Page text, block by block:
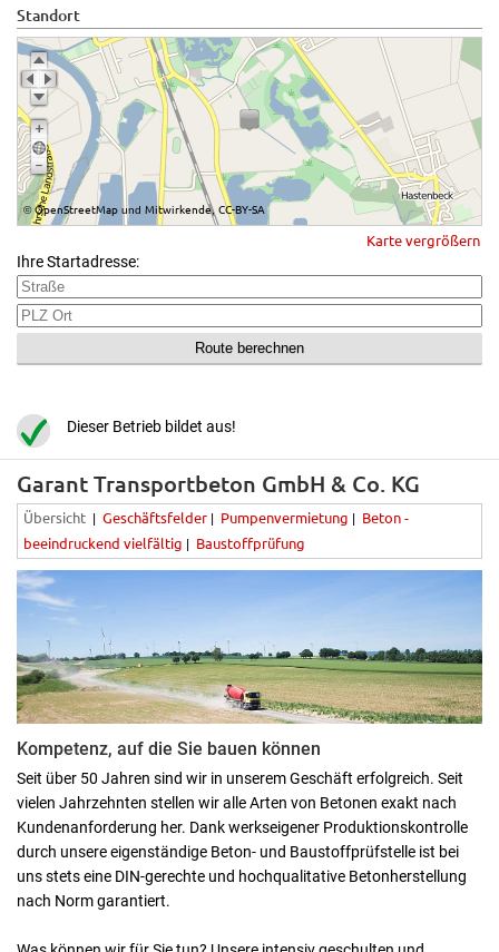
Standort
©OpenStreetMap und Mitwirkende, CC-BY-SA
Karte vergrößern
Ihre Startadresse:
Dieser Betrieb bildet aus!
Garant Transportbeton GmbH & Co. KG
Übersicht | Geschäftsfelder | Pumpenvermietung | Beton -
beeindruckend vielfältig | Baustoffprüfung
Kompetenz, auf die Sie bauen können
Seit über 50 Jahren sind wir in unserem Geschäft erfolgreich. Seit
vielen Jahrzehnten stellen wir alle Arten von Betonen exakt nach
Kundenanforderung her. Dank werkseigener Produktionskontrolle
durch unsere eigenständige Beton- und Baustoffprüfstelle ist bei
uns stets eine DIN-gerechte und hochqualitative Betonherstellung
nach Norm garantiert.